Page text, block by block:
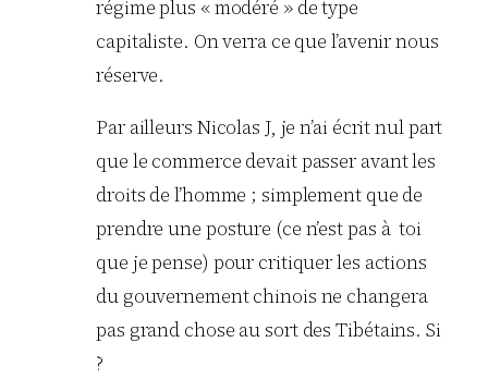
régime plus « modéré » de type
capitaliste. On verra ce que l’avenir nous
réserve.
Par ailleurs Nicolas J, je n’ai écrit nul part
que le commerce devait passer avant les
droits de l’homme ; simplement que de
prendre une posture (ce n’est pas à toi
que je pense) pour critiquer les actions
du gouvernement chinois ne changera
pas grand chose au sort des Tibétains. Si
?